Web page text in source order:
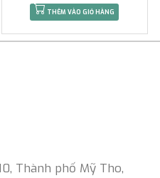
THÊM VÀO GIỎ HÀNG
Thành phố Mỹ Tho,